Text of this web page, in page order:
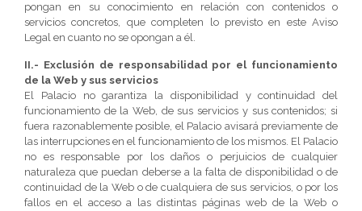
pongan en su conocimiento en relación con contenidos o
servicios concretos, que completen lo previsto en este Aviso
Legal en cuanto no se opongan a él.
II.- Exclusión de responsabilidad por el funcionamiento
de la Web y sus servicios
El Palacio no garantiza la disponibilidad y continuidad del
funcionamiento de la Web, de sus servicios y sus contenidos; si
fuera razonablemente posible, el Palacio avisará previamente de
las interrupciones en el funcionamiento de los mismos. El Palacio
no es responsable por los daños o perjuicios de cualquier
naturaleza que puedan deberse a la falta de disponibilidad o de
continuidad de la Web o de cualquiera de sus servicios, o por los
fallos en el acceso a las distintas páginas web de la Web o